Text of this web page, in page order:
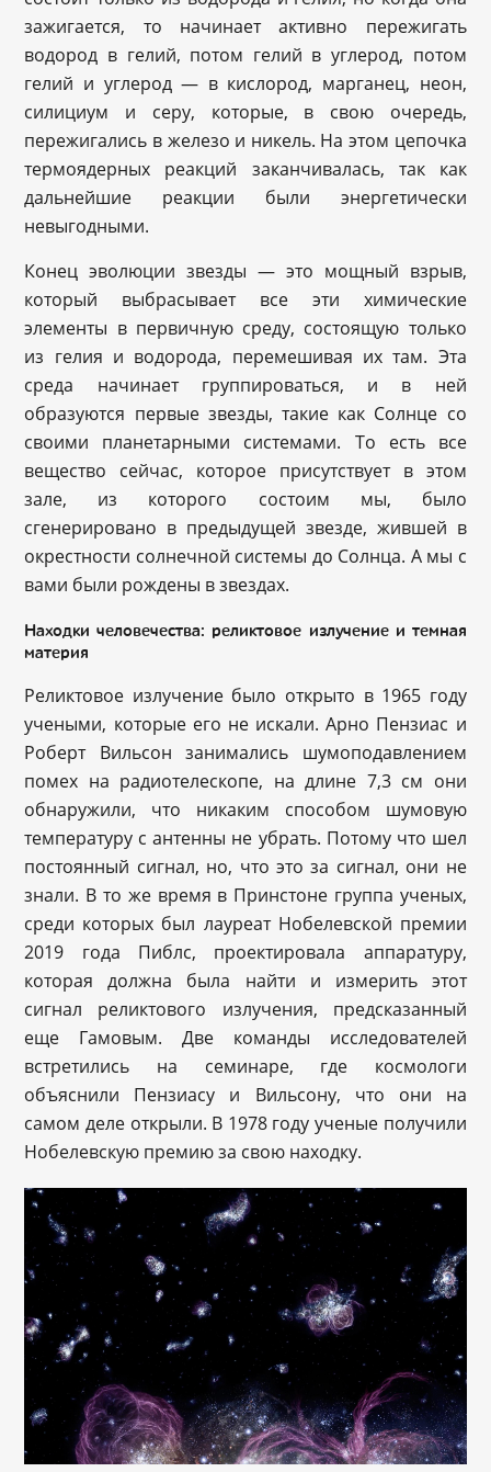
зажигается, то начинает активно пережигать
водород в гелий, потом гелий в углерод, потом
гелий и углерод — в кислород, марганец, неон,
силициум и серу, которые, в свою очередь,
пережигались в железо и никель. На этом цепочка
термоядерных реакций заканчивалась, так как
дальнейшие реакции были энергетически
невыгодными.
Конец эволюции звезды — это мощный взрыв,
который выбрасывает все эти химические
элементы в первичную среду, состоящую только
из гелия и водорода, перемешивая их там. Эта
среда начинает группироваться, и в ней
образуются первые звезды, такие как Солнце со
своими планетарными системами. То есть все
вещество сейчас, которое присутствует в этом
зале, из которого состоим мы, было
сгенерировано в предыдущей звезде, жившей в
окрестности солнечной системы до Солнца. А мы с
вами были рождены в звездах.
Находки человечества: реликтовое излучение и темная
материя
Реликтовое излучение было открыто в 1965 году
учеными, которые его не искали. Арно Пензиас и
Роберт Вильсон занимались шумоподавлением
помех на радиотелескопе, на длине 7,3 см они
обнаружили, что никаким способом шумовую
температуру с антенны не убрать. Потому что шел
постоянный сигнал, но, что это за сигнал, они не
знали. В то же время в Принстоне группа ученых,
среди которых был лауреат Нобелевской премии
2019 года Пиблс, проектировала аппаратуру,
которая должна была найти и измерить этот
сигнал реликтового излучения, предсказанный
еще Гамовым. Две команды исследователей
встретились на семинаре, где космологи
объяснили Пензиасу и Вильсону, что они на
самом деле открыли. В 1978 году ученые получили
Нобелевскую премию за свою находку.